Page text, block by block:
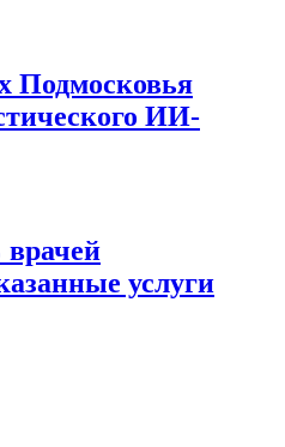
Подмосковья
ИИ-
врачей
услуги